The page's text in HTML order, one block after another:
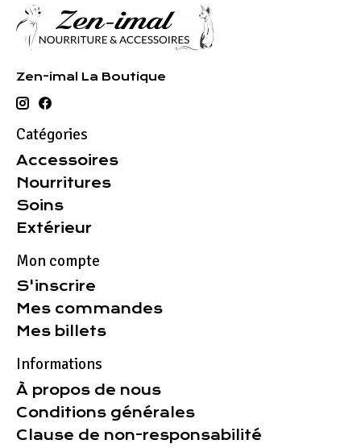
Zen-imal La Boutique
Catégories
Accessoires
Nourritures
Soins
Extérieur
Mon compte
S'inscrire
Mes commandes
Mes billets
Informations
À propos de nous
Conditions générales
Clause de non-responsabilité